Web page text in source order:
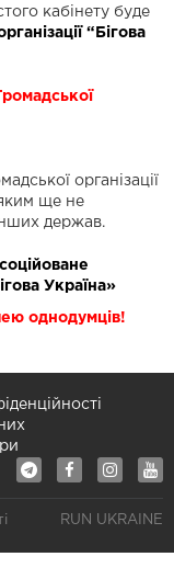
кабінету буде
“Бігова
організації
ще не
держав.
Україна»
однодумців!
RUN UKRAINE